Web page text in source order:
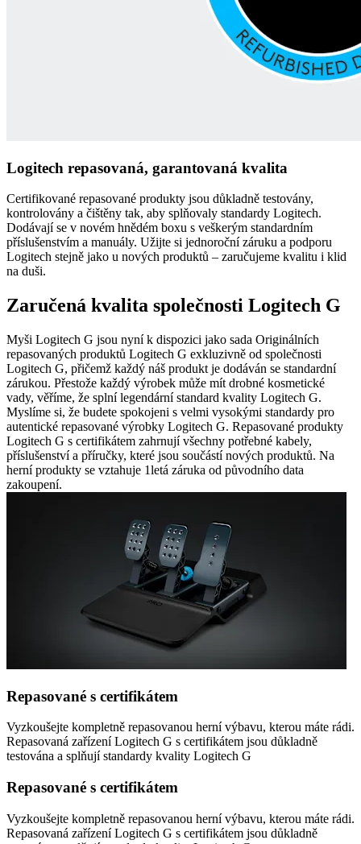
Logitech repasovaná, garantovaná kvalita
Certifikované repasované produkty jsou důkladně testovány,
kontrolovány a čištěny tak, aby splňovaly standardy Logitech.
Dodávají se v novém hnědém boxu s veškerým standardním
příslušenstvím a manuály. Užijte si jednoroční záruku a podporu
Logitech stejně jako u nových produktů – zaručujeme kvalitu i klid
na duši.
Zaručená kvalita společnosti Logitech G
Myši Logitech G jsou nyní k dispozici jako sada Originálních
repasovaných produktů Logitech G exkluzivně od společnosti
Logitech G, přičemž každý náš produkt je dodáván se standardní
zárukou. Přestože každý výrobek může mít drobné kosmetické
vady, věříme, že splní legendární standard kvality Logitech G.
Myslíme si, že budete spokojeni s velmi vysokými standardy pro
autentické repasované výrobky Logitech G. Repasované produkty
Logitech G s certifikátem zahrnují všechny potřebné kabely,
příslušenství a příručky, které jsou součástí nových produktů. Na
herní produkty se vztahuje 1letá záruka od původního data
zakoupení.
Repasované s certifikátem
Vyzkoušejte kompletně repasovanou herní výbavu, kterou máte rádi.
Repasovaná zařízení Logitech G s certifikátem jsou důkladně
testována a splňují standardy kvality Logitech G
Repasované s certifikátem
Vyzkoušejte kompletně repasovanou herní výbavu, kterou máte rádi.
Repasovaná zařízení Logitech G s certifikátem jsou důkladně